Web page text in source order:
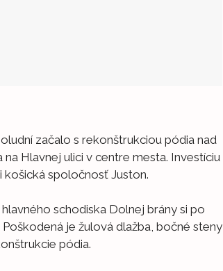
začalo s rekonštrukciou pódia nad
Hlavnej ulici v centre mesta. Investíciu
košická spoločnosť Juston.
schodiska Dolnej brány si po
je žulová dlažba, bočné steny
pódia.